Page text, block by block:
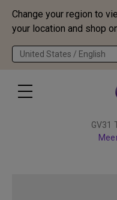
Change your region to
your location and shop
United States / English
GV31